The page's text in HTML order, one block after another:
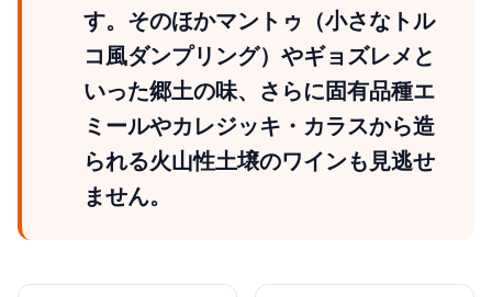
す。そのほかマントゥ（小さなトル
コ風ダンプリング）やギョズレメと
いった郷土の味、さらに固有品種エ
ミールやカレジッキ・カラスから造
られる火山性土壌のワインも見逃せ
ません。